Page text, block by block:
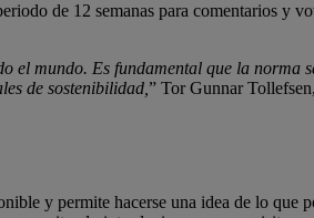
de 12 semanas para comentarios y
el mundo. Es fundamental que la norma
de sostenibilidad, ” Tor Gunnar
y permite hacerse una idea de lo que